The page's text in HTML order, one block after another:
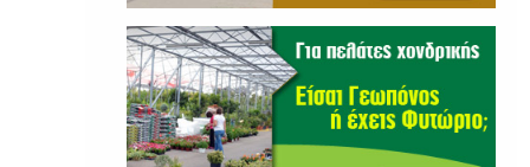
Πώς συντηρούμε το
γκαζόν;
Ακολουθεί συνοπτικός
οδηγός.
Περισσότερα...